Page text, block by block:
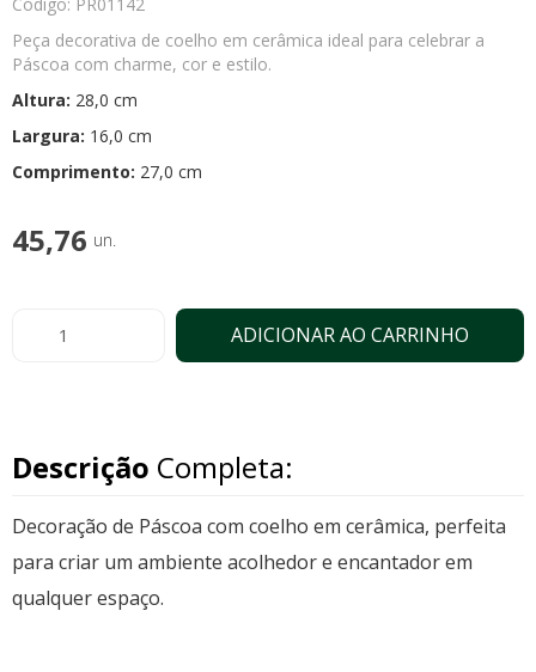
Peça decorativa de coelho em cerâmica ideal para celebrar a
Páscoa com charme, cor e estilo.
Altura: 28,0 cm
Largura: 16,0 cm
Comprimento: 27,0 cm
45,76 un.
ADICIONAR AO CARRINHO
Descrição Completa:
Decoração de Páscoa com coelho em cerâmica, perfeita
para criar um ambiente acolhedor e encantador em
qualquer espaço.